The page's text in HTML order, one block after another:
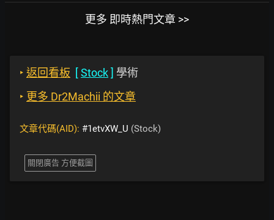
更多 即時熱門文章 >>
‣ 返回看板 [Stock] 學術
‣ 更多 Dr2Machii 的文章
文章代碼(AID): #1etvXW_U (Stock)
關閉廣告 方便截圖